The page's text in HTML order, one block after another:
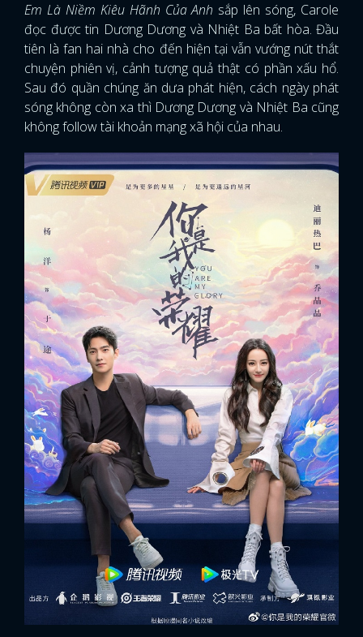
Em Là Niềm Kiêu Hãnh Của Anh sắp lên sóng, Carole
đọc được tin Dương Dương và Nhiệt Ba bất hòa. Đầu
tiên là fan hai nhà cho đến hiện tại vẫn vướng nút thắt
chuyện phiên vị, cảnh tượng quả thật có phần xấu hổ.
Sau đó quần chúng ăn dưa phát hiện, cách ngày phát
sóng không còn xa thì Dương Dương và Nhiệt Ba cũng
không follow tài khoản mạng xã hội của nhau.